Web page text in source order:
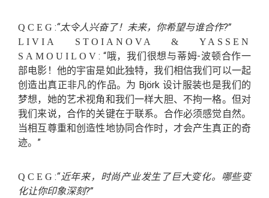
QCEG :“太令人兴奋了！未来，你希望与谁合作?”
LIVIA STOIANOVA & YASSEN
SAMOUILOV : “哦，我们很想与蒂姆-波顿合作一
部电影！他的宇宙是如此独特，我们相信我们可以一起
创造出真正非凡的作品。为 Björk 设计服装也是我们的
梦想，她的艺术视角和我们一样大胆、不拘一格。但对
我们来说，合作的关键在于联系。合作必须感觉自然。
当相互尊重和创造性地协同合作时，才会产生真正的奇
迹。”
QCEG :“近年来，时尚产业发生了巨大变化。哪些变
化让你印象深刻?”